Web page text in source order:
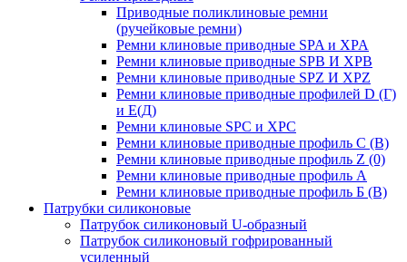
Приводные поликлиновые ремни
(ручейковые ремни)
Ремни клиновые приводные SPA и XPA
Ремни клиновые приводные SPB И XPB
Ремни клиновые приводные SPZ И XPZ
Ремни клиновые приводные профилей D (Г)
и Е(Д)
Ремни клиновые SPC и XPC
Ремни клиновые приводные профиль C (В)
Ремни клиновые приводные профиль Z (0)
Ремни клиновые приводные профиль А
Ремни клиновые приводные профиль Б (B)
Патрубки силиконовые
Патрубок силиконовый U-образный
Патрубок силиконовый гофрированный
усиленный